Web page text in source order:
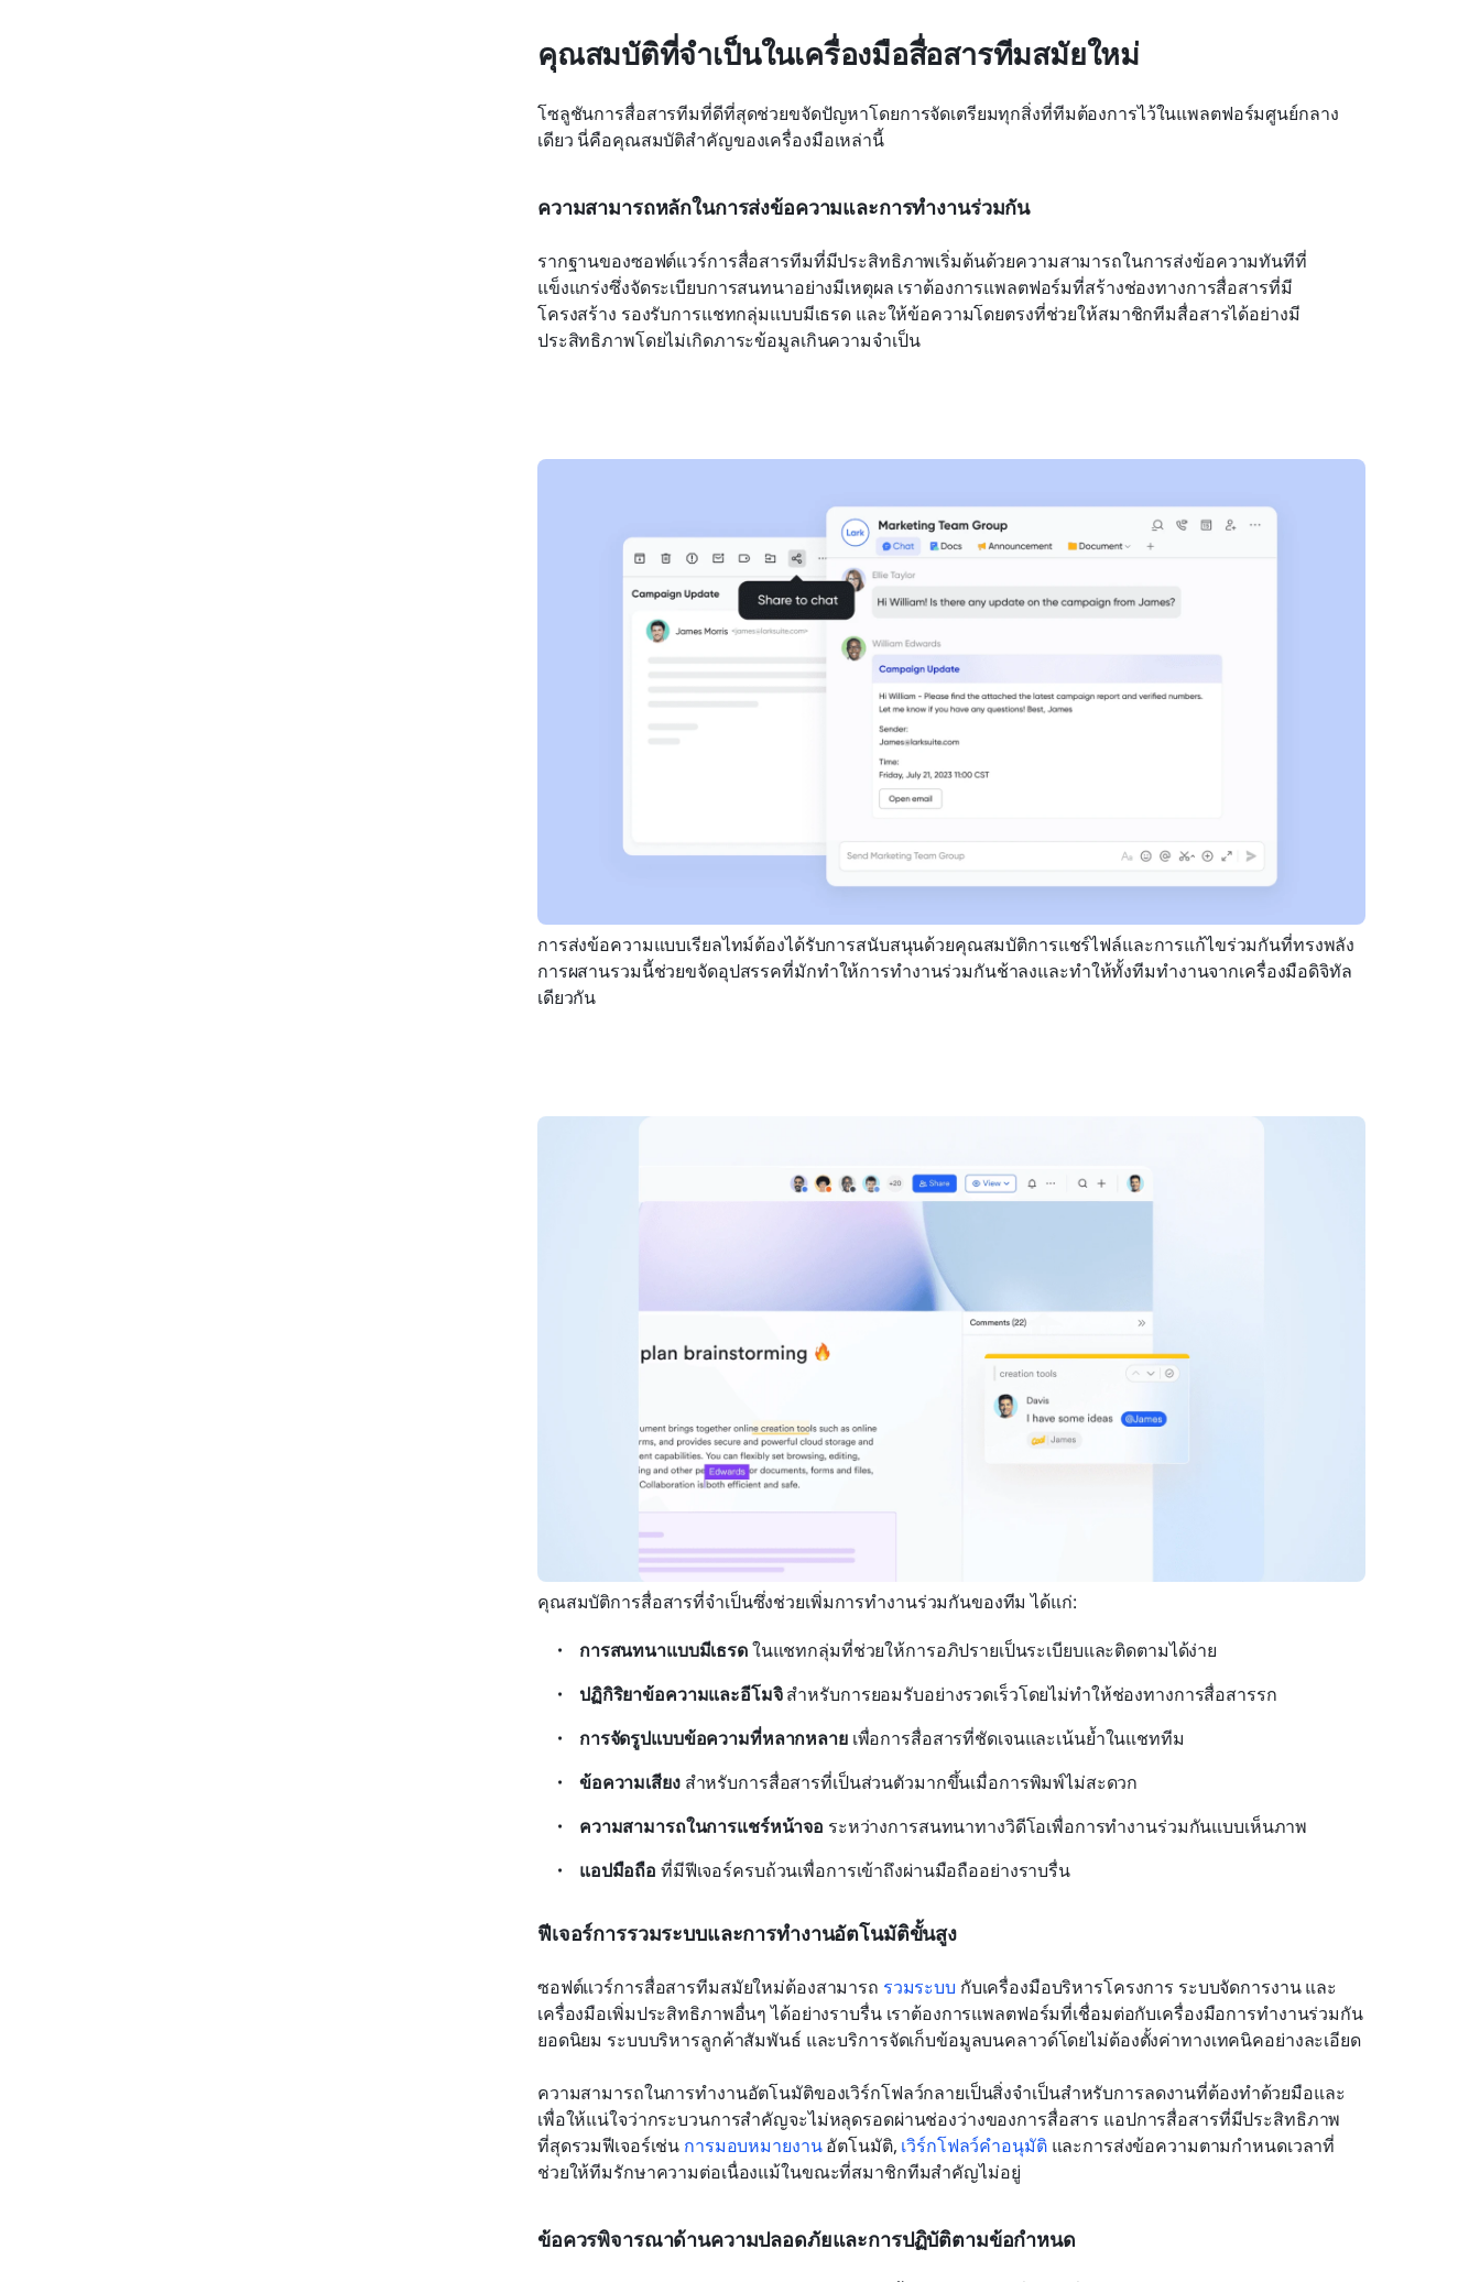
คุณสมบัติที่จำเป็นในเครื่องมือสื่อสารทีมสมัยใหม่
โซลูชันการสื่อสารทีมที่ดีที่สุดช่วยขจัดปัญหาโดยการจัดเตรียมทุกสิ่งที่ทีมต้องการไว้ในแพลตฟอร์มศูนย์กลาง
เดียว นี่คือคุณสมบัติสำคัญของเครื่องมือเหล่านี้
ความสามารถหลักในการส่งข้อความและการทำงานร่วมกัน
รากฐานของซอฟต์แวร์การสื่อสารทีมที่มีประสิทธิภาพเริ่มต้นด้วยความสามารถในการส่งข้อความทันทีที่
แข็งแกร่งซึ่งจัดระเบียบการสนทนาอย่างมีเหตุผล เราต้องการแพลตฟอร์มที่สร้างช่องทางการสื่อสารที่มี
โครงสร้าง รองรับการแชทกลุ่มแบบมีเธรด และให้ข้อความโดยตรงที่ช่วยให้สมาชิกทีมสื่อสารได้อย่างมี
ประสิทธิภาพโดยไม่เกิดภาระข้อมูลเกินความจำเป็น
การส่งข้อความแบบเรียลไทม์ต้องได้รับการสนับสนุนด้วยคุณสมบัติการแชร์ไฟล์และการแก้ไขร่วมกันที่ทรงพลัง
การผสานรวมนี้ช่วยขจัดอุปสรรคที่มักทำให้การทำงานร่วมกันช้าลงและทำให้ทั้งทีมทำงานจากเครื่องมือดิจิทัล
เดียวกัน
คุณสมบัติการสื่อสารที่จำเป็นซึ่งช่วยเพิ่มการทำงานร่วมกันของทีม ได้แก่:
การสนทนาแบบมีเธรด ในแชทกลุ่มที่ช่วยให้การอภิปรายเป็นระเบียบและติดตามได้ง่าย
ปฏิกิริยาข้อความและอีโมจิ สำหรับการยอมรับอย่างรวดเร็วโดยไม่ทำให้ช่องทางการสื่อสารรก
การจัดรูปแบบข้อความที่หลากหลาย เพื่อการสื่อสารที่ชัดเจนและเน้นย้ำในแชททีม
ข้อความเสียง สำหรับการสื่อสารที่เป็นส่วนตัวมากขึ้นเมื่อการพิมพ์ไม่สะดวก
ความสามารถในการแชร์หน้าจอ ระหว่างการสนทนาทางวิดีโอเพื่อการทำงานร่วมกันแบบเห็นภาพ
แอปมือถือ ที่มีฟีเจอร์ครบถ้วนเพื่อการเข้าถึงผ่านมือถืออย่างราบรื่น
ฟีเจอร์การรวมระบบและการทำงานอัตโนมัติขั้นสูง
ซอฟต์แวร์การสื่อสารทีมสมัยใหม่ต้องสามารถ รวมระบบ กับเครื่องมือบริหารโครงการ ระบบจัดการงาน และ
เครื่องมือเพิ่มประสิทธิภาพอื่นๆ ได้อย่างราบรื่น เราต้องการแพลตฟอร์มที่เชื่อมต่อกับเครื่องมือการทำงานร่วมกัน
ยอดนิยม ระบบบริหารลูกค้าสัมพันธ์ และบริการจัดเก็บข้อมูลบนคลาวด์โดยไม่ต้องตั้งค่าทางเทคนิคอย่างละเอียด
ความสามารถในการทำงานอัตโนมัติของเวิร์กโฟลว์กลายเป็นสิ่งจำเป็นสำหรับการลดงานที่ต้องทำด้วยมือและ
เพื่อให้แน่ใจว่ากระบวนการสำคัญจะไม่หลุดรอดผ่านช่องว่างของการสื่อสาร แอปการสื่อสารที่มีประสิทธิภาพ
ที่สุดรวมฟีเจอร์เช่น การมอบหมายงาน อัตโนมัติ, เวิร์กโฟลว์คำอนุมัติ และการส่งข้อความตามกำหนดเวลาที่
ช่วยให้ทีมรักษาความต่อเนื่องแม้ในขณะที่สมาชิกทีมสำคัญไม่อยู่
ข้อควรพิจารณาด้านความปลอดภัยและการปฏิบัติตามข้อกำหนด